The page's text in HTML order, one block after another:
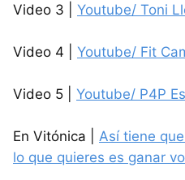
Video 3 | Youtube/ Toni
Video 4 | Youtube/ Fit
Video 5 | Youtube/ P4P
En Vitónica | Así tiene
lo que quieres es ganar